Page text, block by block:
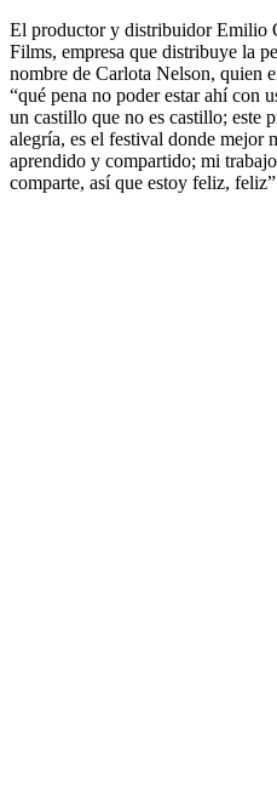
El productor y distribuidor Emilio
Films, empresa que distribuye la
nombre de Carlota Nelson, quien
“qué pena no poder estar ahí con
un castillo que no es castillo; este
alegría, es el festival donde mejor
aprendido y compartido; mi
comparte, así que estoy feliz,